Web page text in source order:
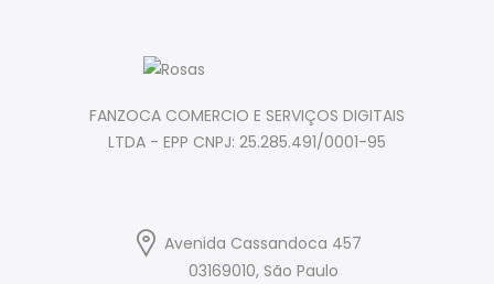
FANZOCA COMERCIO E SERVIÇOS DIGITAIS
LTDA - EPP CNPJ: 25.285.491/0001-95
Avenida Cassandoca 457
03169010, São Paulo